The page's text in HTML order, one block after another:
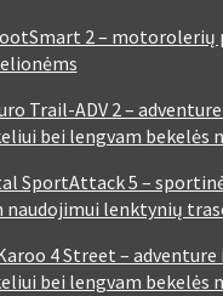
2 – motorolerių
Trail-ADV 2 –
bei lengvam bekelės
SportAttack 5 –
naudojimui lenktynių
4 Street –
bei lengvam bekelės